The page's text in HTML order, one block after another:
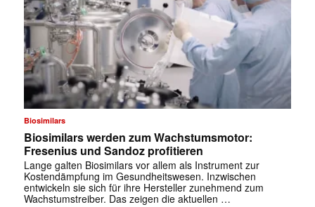
✕
Biosimilars
Biosimilars werden zum Wachstumsmotor:
Fresenius und Sandoz profitieren
Lange galten Biosimilars vor allem als Instrument zur
Kostendämpfung im Gesundheitswesen. Inzwischen
entwickeln sie sich für ihre Hersteller zunehmend zum
Wachstumstreiber. Das zeigen die aktuellen …